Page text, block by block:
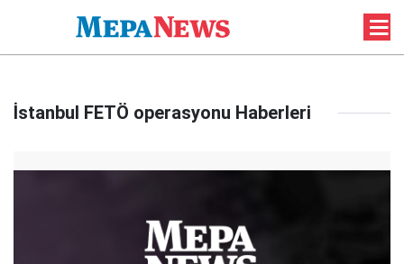
İstanbul FETÖ operasyonu Haberleri